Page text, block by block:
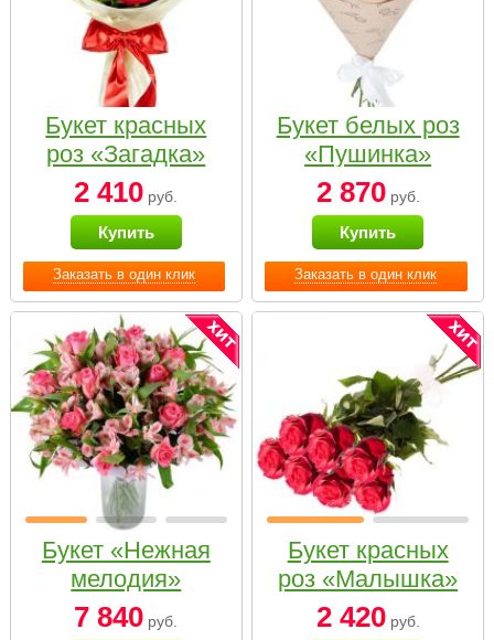
Заказать в один клик
Букет красных
роз «Загадка»
2 410 руб.
Купить
Заказать в один клик
Букет белых роз
«Пушинка»
2 870руб.
Купить
Букет «Нежная
мелодия»
7 840 руб.
Букет красных
роз «Малышка»
2 420руб.